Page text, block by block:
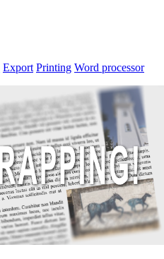
Export Printing Word processor